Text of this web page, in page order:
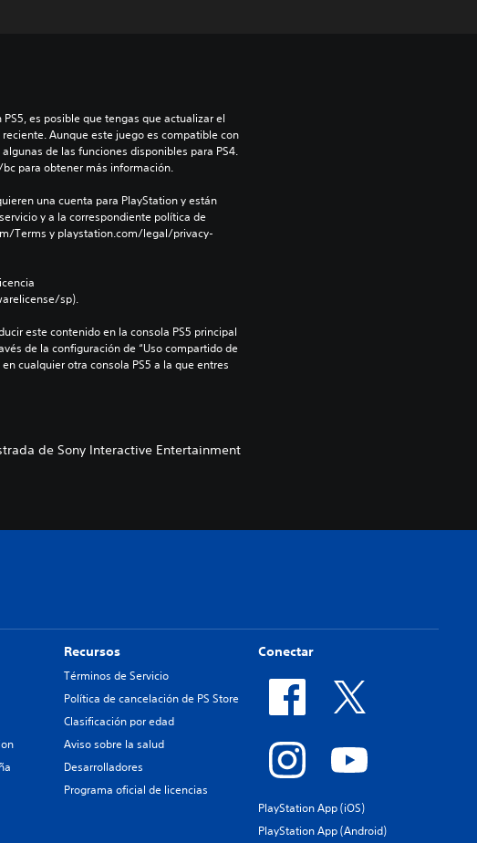
es posible que tengas que actualizar el
Aunque este juego es compatible con
de las funciones disponibles para PS4.
para obtener más información.
una cuenta para PlayStation y están
y a la correspondiente política de
Terms y playstation.com/legal/privacy-
sp).
este contenido en la consola PS5 principal
de la configuración de “Uso compartido de
cualquier otra consola PS5 a la que entres
de Sony Interactive Entertainment
Recursos
Términos de Servicio
Política de cancelación de PS Store
Clasificación por edad
Aviso sobre la salud
Desarrolladores
Programa oficial de licencias
Conectar
PlayStation App (iOS)
PlayStation App (Android)